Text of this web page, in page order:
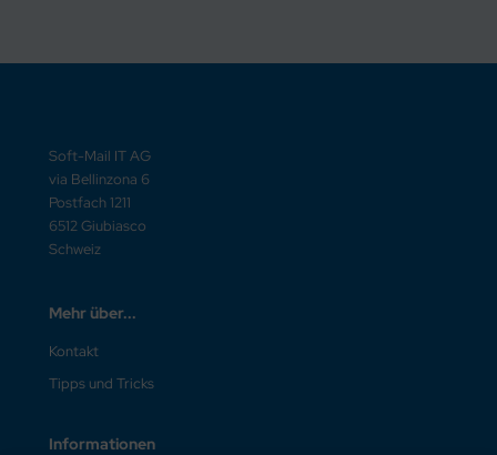
Soft-Mail IT AG
via Bellinzona 6
Postfach 1211
6512 Giubiasco
Schweiz
Mehr über...
Kontakt
Tipps und Tricks
Informationen